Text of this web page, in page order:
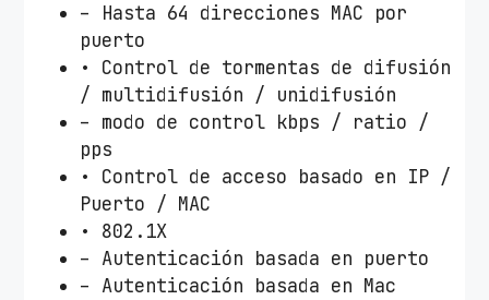
– Hasta 64 direcciones MAC por
puerto
• Control de tormentas de difusión
/ multidifusión / unidifusión
– modo de control kbps / ratio /
pps
• Control de acceso basado en IP /
Puerto / MAC
• 802.1X
– Autenticación basada en puerto
– Autenticación basada en Mac